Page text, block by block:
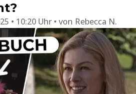
• 10:20 Uhr von Rebecca N.